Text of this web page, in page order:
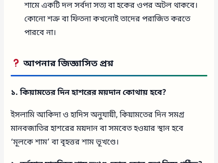
শামে একটি দল সর্বদা সত্য বা হকের ওপর অটল থাকবে।
কোনো শত্রু বা ফিতনা কখনোই তাদের পরাজিত করতে
পারবে না।
আপনার জিজ্ঞাসিত প্রশ্ন
১. কিয়ামতের দিন হাশরের ময়দান কোথায় হবে?
ইসলামি আকিদা ও হাদিস অনুযায়ী, কিয়ামতের দিন সমগ্র
মানবজাতির হাশরের ময়দান বা সমবেত হওয়ার স্থান হবে
‘মূলকে শাম’ বা বৃহত্তর শাম ভূখণ্ডে।